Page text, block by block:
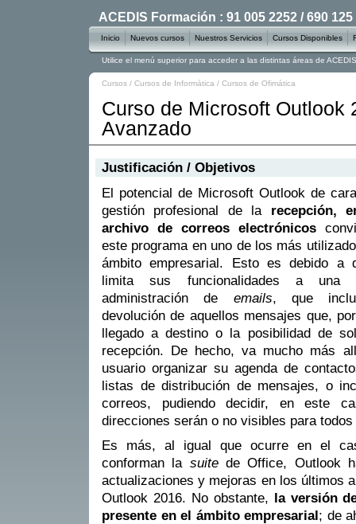
Cursos / Cursos de Informática / Cursos de Ofimática
Curso de Microsoft Outlook
Avanzado
Justificación / Objetivos
El potencial de Microsoft Outlook de
gestión profesional de la recepción,
archivo de correos electrónicos
este programa en uno de los más
ámbito empresarial. Esto es debido a
limita sus funcionalidades a una
administración de emails, que
devolución de aquellos mensajes que,
llegado a destino o la posibilidad de
recepción. De hecho, va mucho más
usuario organizar su agenda de
listas de distribución de mensajes, o
correos, pudiendo decidir, en este
direcciones serán o no visibles para
Es más, al igual que ocurre en el
conforman la suitede Office, Outlook
actualizaciones y mejoras en los últimos
Outlook 2016. No obstante, la versión
presente en el ámbito empresarial; de
ACEDIS Formación : 91 005 2252 / 690 125
Inicio Nuevos cursos Nuestros Servicios Cursos Disponibles
Utilice el menú superior para acceder a las distintas áreas de